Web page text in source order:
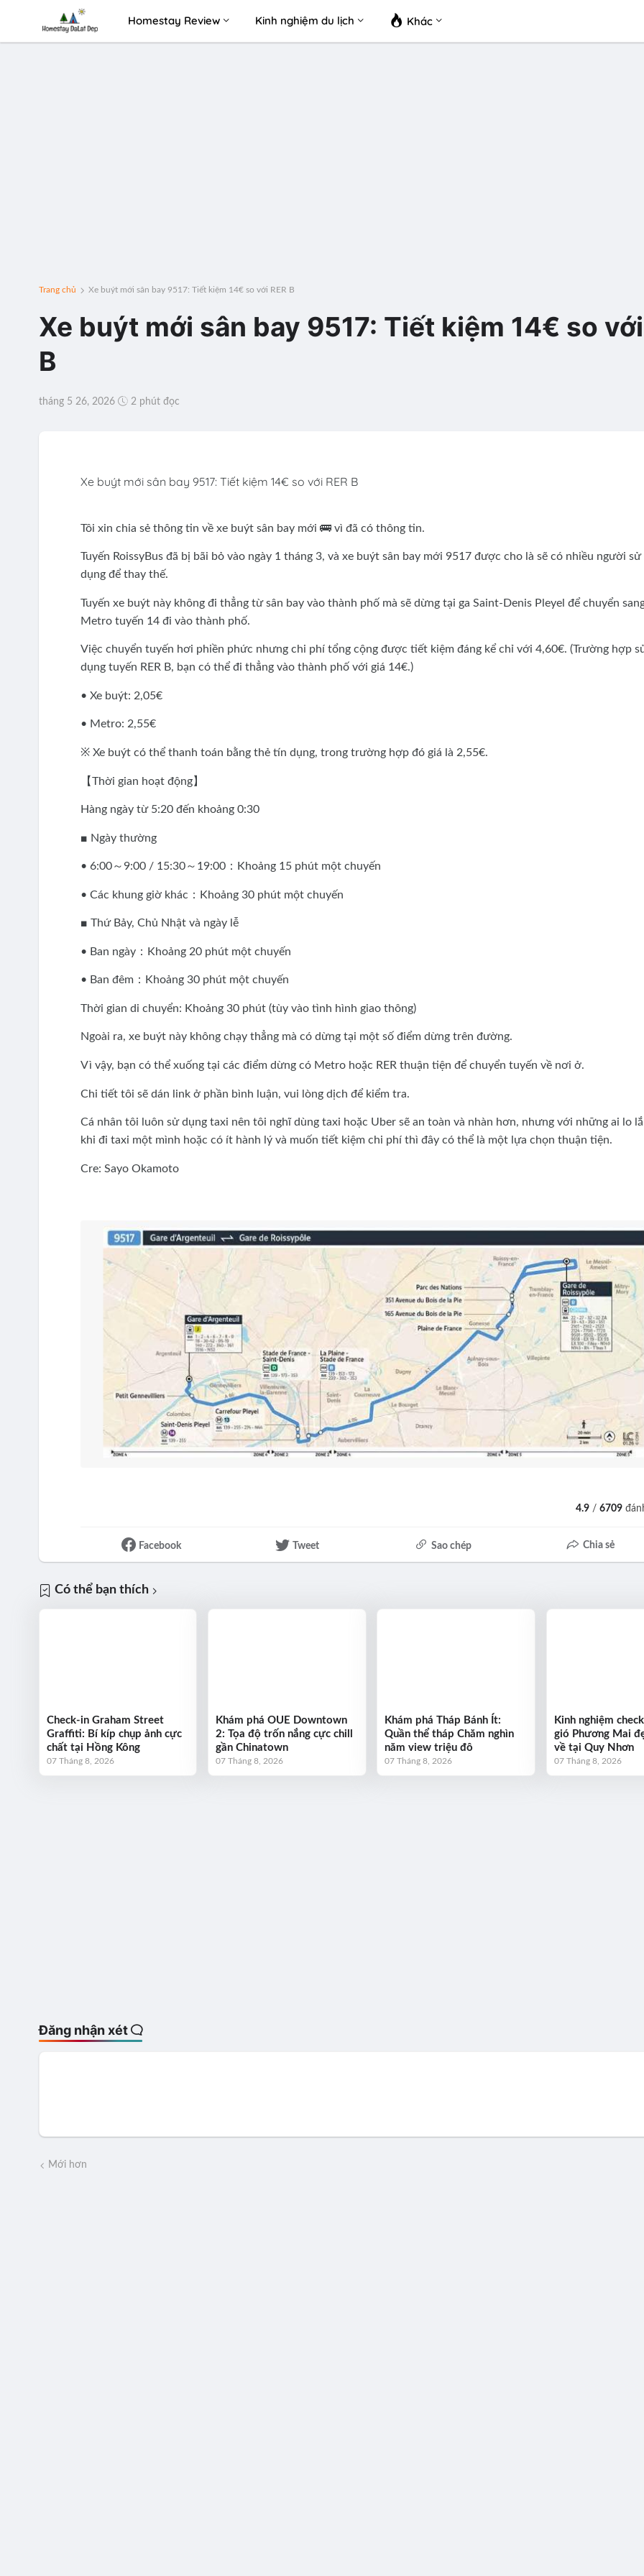
Homestay Review Kinh nghiệm du lịch Khác
Trang chủ Xe buýt mới sân bay 9517: Tiết kiệm 14€ so với RER B
Xe buýt mới sân bay 9517: Tiết kiệm 14€ so với
B
tháng 5 26, 2026 2 phút đọc
Xe buýt mới sân bay 9517: Tiết kiệm 14€ so với RER B
Tôi xin chia sẻ thông tin về xe buýt sân bay mới 🚌 vì đã có thông tin.
Tuyến RoissyBus đã bị bãi bỏ vào ngày 1 tháng 3, và xe buýt sân bay mới 9517 được cho là sẽ có nhiều người sử
dụng để thay thế.
Tuyến xe buýt này không đi thẳng từ sân bay vào thành phố mà sẽ dừng tại ga Saint-Denis Pleyel để chuyển
Metro tuyến 14 đi vào thành phố.
Việc chuyển tuyến hơi phiền phức nhưng chi phí tổng cộng được tiết kiệm đáng kể chỉ với 4,60€. (Trường hợp
dụng tuyến RER B, bạn có thể đi thẳng vào thành phố với giá 14€.)
• Xe buýt: 2,05€
• Metro: 2,55€
※ Xe buýt có thể thanh toán bằng thẻ tín dụng, trong trường hợp đó giá là 2,55€.
【Thời gian hoạt động】
Hàng ngày từ 5:20 đến khoảng 0:30
■ Ngày thường
• 6:00～9:00 / 15:30～19:00：Khoảng 15 phút một chuyến
• Các khung giờ khác：Khoảng 30 phút một chuyến
■ Thứ Bảy, Chủ Nhật và ngày lễ
• Ban ngày：Khoảng 20 phút một chuyến
• Ban đêm：Khoảng 30 phút một chuyến
Thời gian di chuyển: Khoảng 30 phút (tùy vào tình hình giao thông)
Ngoài ra, xe buýt này không chạy thẳng mà có dừng tại một số điểm dừng trên đường.
Vì vậy, bạn có thể xuống tại các điểm dừng có Metro hoặc RER thuận tiện để chuyển tuyến về nơi ở.
Chi tiết tôi sẽ dán link ở phần bình luận, vui lòng dịch để kiểm tra.
Cá nhân tôi luôn sử dụng taxi nên tôi nghĩ dùng taxi hoặc Uber sẽ an toàn và nhàn hơn, nhưng với những ai lo
khi đi taxi một mình hoặc có ít hành lý và muốn tiết kiệm chi phí thì đây có thể là một lựa chọn thuận tiện.
Cre: Sayo Okamoto
4.9 /6709
Facebook Tweet Sao chép Chia sẻ
Có thể bạn thích
Check-in Graham Street
Graffiti: Bí kíp chụp ảnh cực
chất tại Hồng Kông
07 Tháng 8, 2026
Khám phá OUE Downtown
2: Tọa độ trốn nắng cực chill
gần Chinatown
07 Tháng 8, 2026
Khám phá Tháp Bánh Ít:
Quần thể tháp Chăm nghìn
năm view triệu đô
07 Tháng 8, 2026
Kinh nghiệm
gió Phương Mai
về tại Quy Nhơn
07 Tháng 8, 2026
Đăng nhận xét
Mới hơn